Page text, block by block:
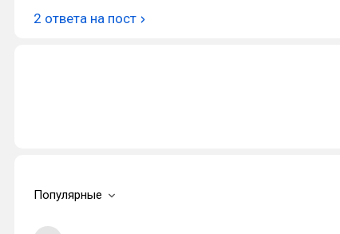
2 ответа на пост
Популярные